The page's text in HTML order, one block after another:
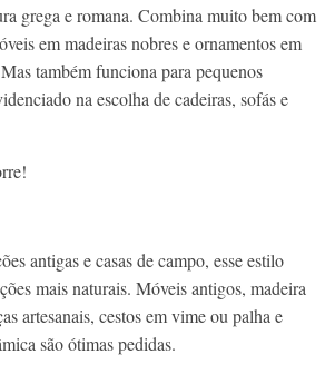
grega e romana. Combina muito bem com
em madeiras nobres e ornamentos em
também funciona para pequenos
na escolha de cadeiras, sofás e
antigas e casas de campo, esse estilo
mais naturais. Móveis antigos, madeira
artesanais, cestos em vime ou palha e
são ótimas pedidas.